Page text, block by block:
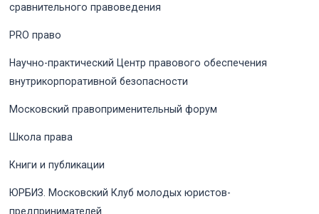
сравнительного правоведения
PRO право
Научно-практический Центр правового обеспечения
внутрикорпоративной безопасности
Московский правоприменительный форум
Школа права
Книги и публикации
ЮРБИЗ. Московский Клуб молодых юристов-
предпринимателей